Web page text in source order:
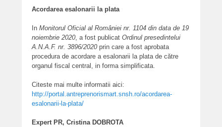
Acordarea esalonarii la plata
In Monitorul Oficial al României nr. 1104 din data de 19
noiembrie 2020 , a fost publicat Ordinul presedintelui
A.N.A.F. nr. 3896/2020 prin care a fost aprobata
procedura de acordare a esalonarii la plata de către
organul fiscal central, in forma simplificata.
Citeste mai multe informatii aici:
http://portal.antreprenorismart.snsh.ro/acordarea-
esalonarii-la-plata/
Expert PR, Cristina DOBROTA